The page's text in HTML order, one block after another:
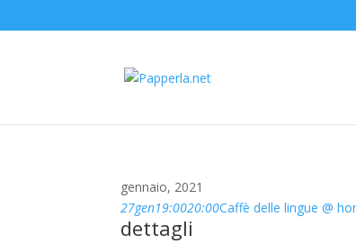
gennaio, 2021
27gen19:0020:00Caffè delle lingue @
dettagli